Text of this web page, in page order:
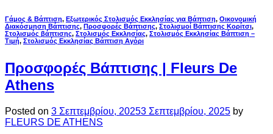
Γάμος & Βάπτιση, Εξωτερικός Στολισμός Εκκλησίας για Βάπτιση, Οικονομική
Διακόσμηση Βάπτισης, Προσφορές Βάπτισης, Στολισμοί Βάπτισης Κορίτσι,
Στολισμός βάπτισης, Στολισμός Εκκλησίας, Στολισμός Εκκλησίας Βάπτιση –
Τιμή, Στολισμός Εκκλησίας Βάπτιση Αγόρι
Προσφορές Βάπτισης | Fleurs De
Athens
Posted on 3 Σεπτεμβρίου, 20253 Σεπτεμβρίου, 2025 by
FLEURS DE ATHENS